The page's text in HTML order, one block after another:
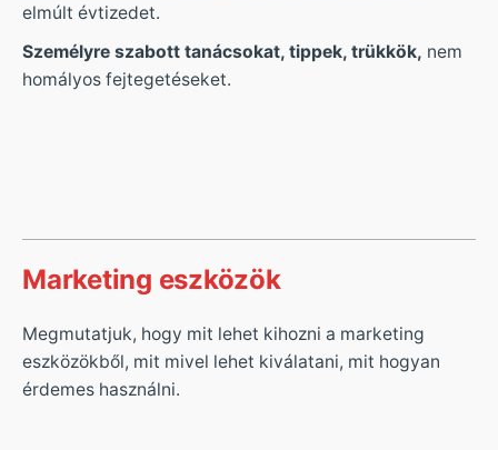
elmúlt évtizedet.
Személyre szabott tanácsokat, tippek, trükkök, nem
homályos fejtegetéseket.
Marketing eszközök
Megmutatjuk, hogy mit lehet kihozni a marketing
eszközökből, mit mivel lehet kiválatani, mit hogyan
érdemes használni.